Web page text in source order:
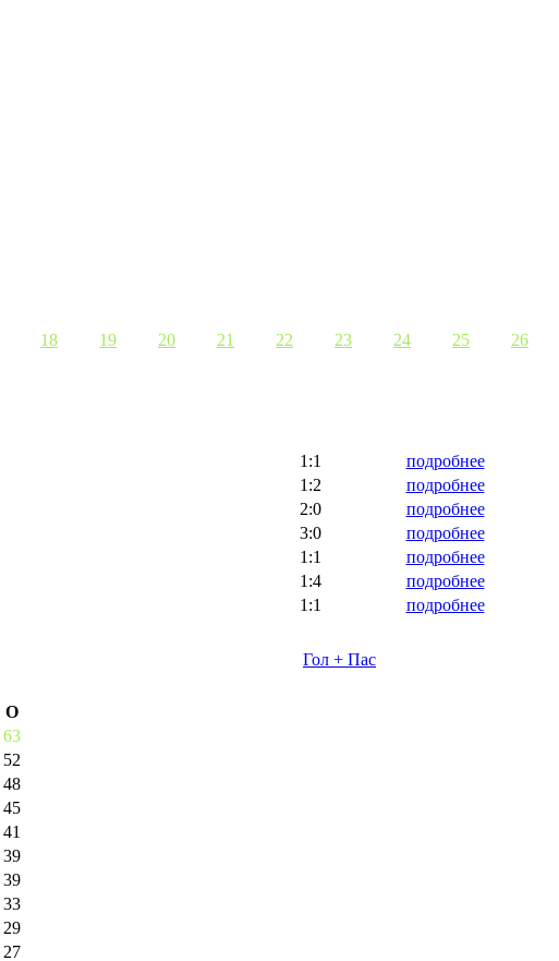
18 19 20 21 22 23 24 25 26
1:1
подробнее
1:2
подробнее
2:0
подробнее
3:0
подробнее
1:1
подробнее
1:4
подробнее
1:1 подробнее
Гол + Пас
О
63
52
48
45
41
39
39
33
29
27